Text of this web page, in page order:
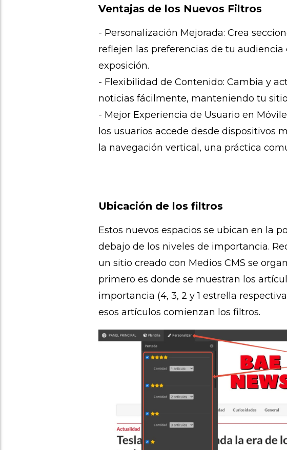
Ventajas de los Nuevos Filtros
- Personalización Mejorada: Crea
reflejen las preferencias de tu
exposición.
- Flexibilidad de Contenido: Cambia y
noticias fácilmente, manteniendo tu
- Mejor Experiencia de Usuario en
los usuarios accede desde dispositivos
la navegación vertical, una práctica
Ubicación de los filtros
Estos nuevos espacios se ubican en la
debajo de los niveles de importancia.
un sitio creado con Medios CMS se
primero es donde se muestran los
importancia (4, 3, 2 y 1 estrella
esos artículos comienzan los filtros.